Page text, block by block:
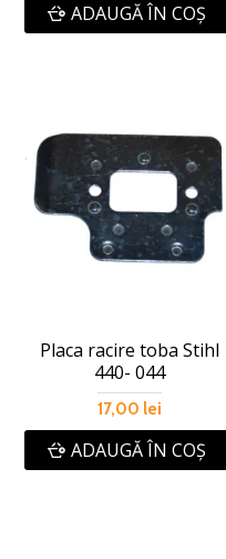
ADAUGĂ ÎN COŞ
Placa racire toba Stihl
440- 044
17,00 lei
ADAUGĂ ÎN COŞ